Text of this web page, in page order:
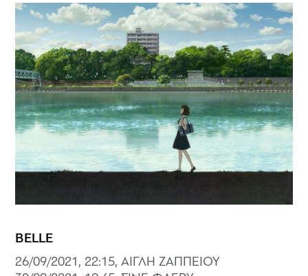
BELLE
26/09/2021, 22:15, ΑΙΓΛΗ ΖΑΠΠΕΙΟΥ